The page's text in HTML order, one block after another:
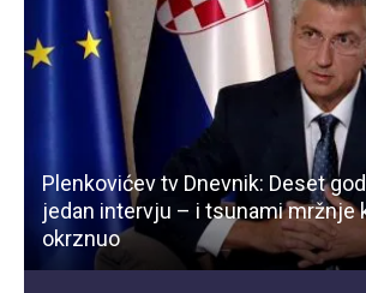
Plenkovićev tv Dnevnik: Deset
jedan intervju – i tsunami mržnje
okrznuo